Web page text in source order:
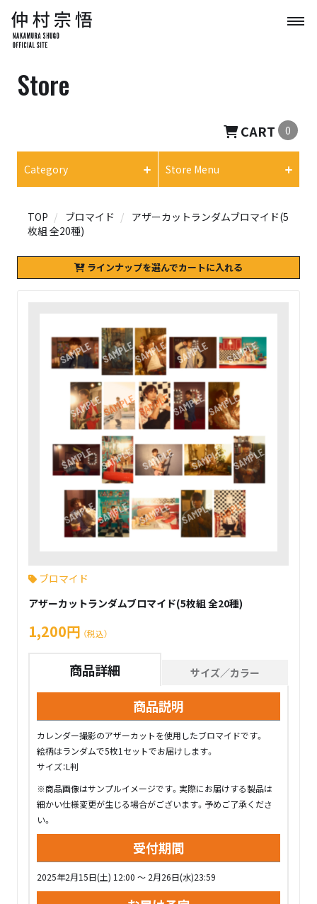
Store
CART 0
Category Store Menu
TOP ブロマイド
アザーカットランダムブロマイド(5
枚組 全20種)
ラインナップを選んでカートに入れる
ブロマイド
アザーカットランダムブロマイド(5枚組 全20種)
1,200円 （税込）
商品詳細 サイズ／カラー
商品説明
カレンダー撮影のアザーカットを使用したブロマイドです。
絵柄はランダムで5枚1セットでお届けします。
サイズ：L判
※商品画像はサンプルイメージです。実際にお届けする製品は
細かい仕様変更が生じる場合がございます。予めご了承くださ
い。
受付期間
2025年2月15日(土) 12:00 ～ 2月26日(水)23:59